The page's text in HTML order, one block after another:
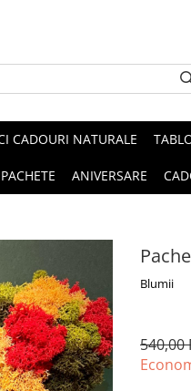
CADOURI NATURALE
PACHETE ANIVERSARE
Blumii
540,00